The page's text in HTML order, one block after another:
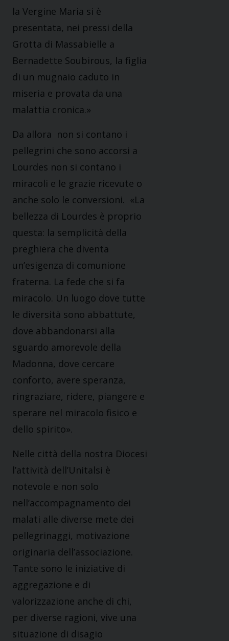
la Vergine Maria si è
presentata, nei pressi della
Grotta di Massabielle a
Bernadette Soubirous, la figlia
di un mugnaio caduto in
miseria e provata da una
malattia cronica.»
Da allora non si contano i
pellegrini che sono accorsi a
Lourdes non si contano i
miracoli e le grazie ricevute o
anche solo le conversioni. «La
bellezza di Lourdes è proprio
questa: la semplicità della
preghiera che diventa
un’esigenza di comunione
fraterna. La fede che si fa
miracolo. Un luogo dove tutte
le diversità sono abbattute,
dove abbandonarsi alla
sguardo amorevole della
Madonna, dove cercare
conforto, avere speranza,
ringraziare, ridere, piangere e
sperare nel miracolo fisico e
dello spirito».
Nelle città della nostra Diocesi
l’attività dell’Unitalsi è
notevole e non solo
nell’accompagnamento dei
malati alle diverse mete dei
pellegrinaggi, motivazione
originaria dell’associazione.
Tante sono le iniziative di
aggregazione e di
valorizzazione anche di chi,
per diverse ragioni, vive una
situazione di disagio